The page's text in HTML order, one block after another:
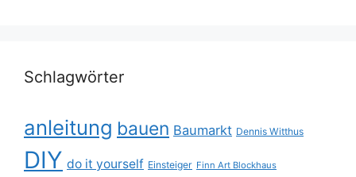
Schlagwörter
anleitung bauen Baumarkt Dennis Witthus
DIY do it yourself Einsteiger Finn Art Blockhaus